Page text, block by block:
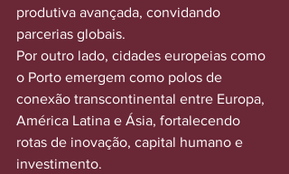
produtiva avançada, convidando
parcerias globais.
Por outro lado, cidades europeias como
o Porto emergem como polos de
conexão transcontinental entre Europa,
América Latina e Ásia, fortalecendo
rotas de inovação, capital humano e
investimento.